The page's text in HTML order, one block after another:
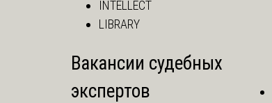
INTELLECT
LIBRARY
Вакансии судебных
экспертов